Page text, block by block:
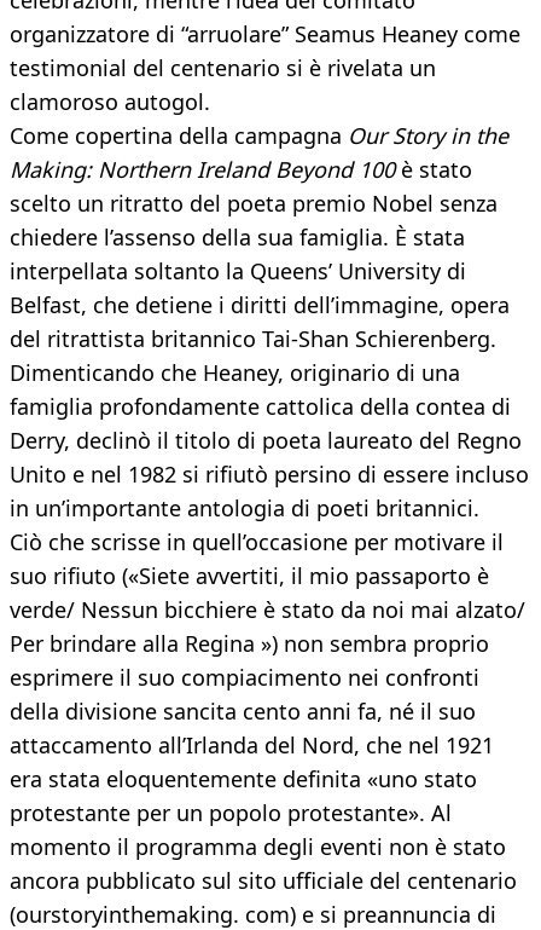
organizzatore di “arruolare” Seamus Heaney come
testimonial del centenario si è rivelata un
clamoroso autogol.
Come copertina della campagna Our Story in the
Making: Northern Ireland Beyond 100è stato
scelto un ritratto del poeta premio Nobel senza
chiedere l’assenso della sua famiglia. È stata
interpellata soltanto la Queens’ University di
Belfast, che detiene i diritti dell’immagine, opera
del ritrattista britannico Tai-Shan Schierenberg.
Dimenticando che Heaney, originario di una
famiglia profondamente cattolica della contea di
Derry, declinò il titolo di poeta laureato del Regno
Unito e nel 1982 si rifiutò persino di essere incluso
in un’importante antologia di poeti britannici.
Ciò che scrisse in quell’occasione per motivare il
suo rifiuto («Siete avvertiti, il mio passaporto è
verde/ Nessun bicchiere è stato da noi mai alzato/
Per brindare alla Regina ») non sembra proprio
esprimere il suo compiacimento nei confronti
della divisione sancita cento anni fa, né il suo
attaccamento all’Irlanda del Nord, che nel 1921
era stata eloquentemente definita «uno stato
protestante per un popolo protestante». Al
momento il programma degli eventi non è stato
ancora pubblicato sul sito ufficiale del centenario
(ourstoryinthemaking. com) e si preannuncia di